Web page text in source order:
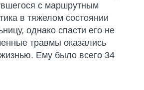
с маршрутным
в тяжелом состоянии
однако спасти его не
травмы оказались
Ему было всего 34